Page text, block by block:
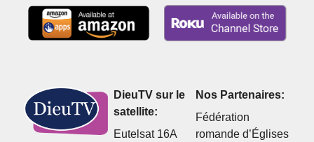
DieuTV sur le
satellite:
Eutelsat 16A
Nos Partenaires:
Fédération
romande d’Églises